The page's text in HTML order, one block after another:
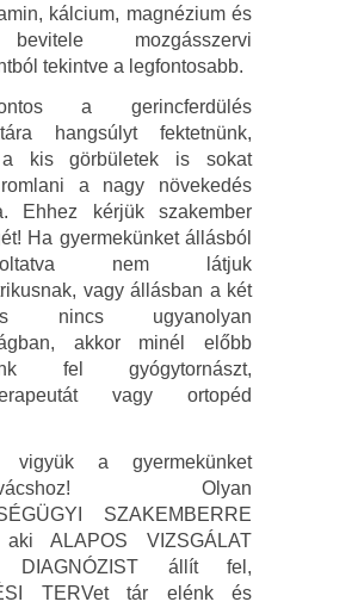
kálcium, magnézium és
mozgásszervi
tekintve a legfontosabb.
a gerincferdülés
hangsúlyt fektetnünk,
a kis görbületek is sokat
a nagy növekedés
Ehhez kérjük szakember
Ha gyermekünket állásból
nem látjuk
vagy állásban a két
nincs ugyanolyan
akkor minél előbb
fel gyógytornászt,
vagy ortopéd
a gyermekünket
Olyan
SZAKEMBERRE
aki ALAPOS VIZSGÁLAT
DIAGNÓZIST állít fel,
TERVet tár elénk és